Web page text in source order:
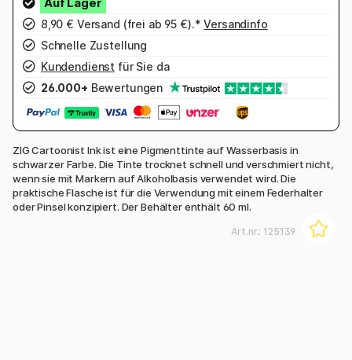
8,90 € Versand (frei ab 95 €).*Versandinfo
Schnelle Zustellung
Kundendienst für Sie da
26.000+ Bewertungen
ZIG Cartoonist Ink ist eine Pigmenttinte auf Wasserbasis in
schwarzer Farbe. Die Tinte trocknet schnell und verschmiert nicht,
wenn sie mit Markern auf Alkoholbasis verwendet wird. Die
praktische Flasche ist für die Verwendung mit einem Federhalter
oder Pinsel konzipiert. Der Behälter enthält 60 ml.
Art.nr.: 125139